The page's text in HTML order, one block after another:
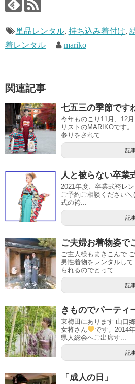
単品レンタル, 持ち込み着付け,
着レンタル
mariko
関連記事
七五三の季節です
今年ものこり11月、12
リストのMARIKOです
参りをされて...
記
人と被らない卒業
2021年度、卒業式袴レ
ご予約ご相談ください
式の袴...
記
ご夫婦お着物姿で
ご主人様もまきこんで
男性着物をレンタルし
られるのでとって...
記
きものでパーティ
東梅田にあります 山口
女将さん
です。2014
県人総会へご出席す...
記
「成人の日」